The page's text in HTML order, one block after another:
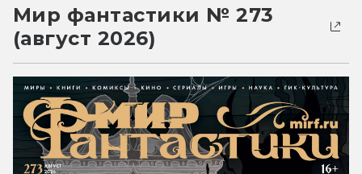
Мир фантастики № 273
(август 2026)